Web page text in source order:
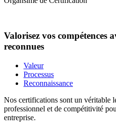
Valorisez vos compétences
reconnues
Valeur
Processus
Reconnaissance
Nos certifications sont un véritable
professionnel et de compétitivité
entreprise.